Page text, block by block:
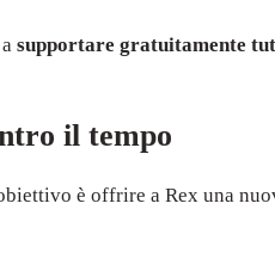
supportare gratuitamente
il tempo
è offrire a Rex una